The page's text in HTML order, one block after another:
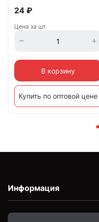
24 ₽
Цена за шт.
В корзину
Купить по оптовой цене
Информация